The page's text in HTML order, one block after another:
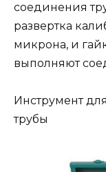
соединения
развертка
микрона, и
выполняют
Инструмент
трубы